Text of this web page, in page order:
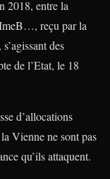
2018, entre la
reçu par la
des
de l’Etat, le 18
d’allocations
Vienne ne sont pas
qu’ils attaquent.